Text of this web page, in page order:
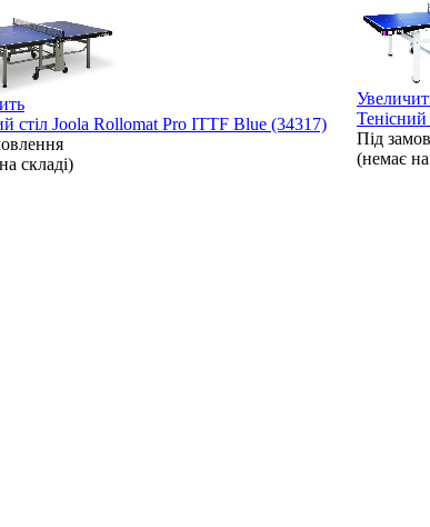
стіл Joola Rollomat Pro ITTF Blue (34317)
складі)
Під
(немає на